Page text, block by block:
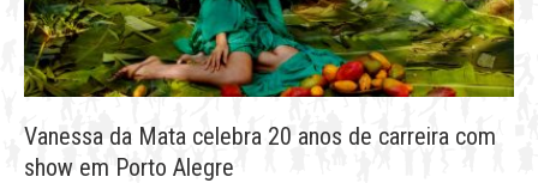
Vanessa da Mata celebra 20 anos de carreira com
show em Porto Alegre